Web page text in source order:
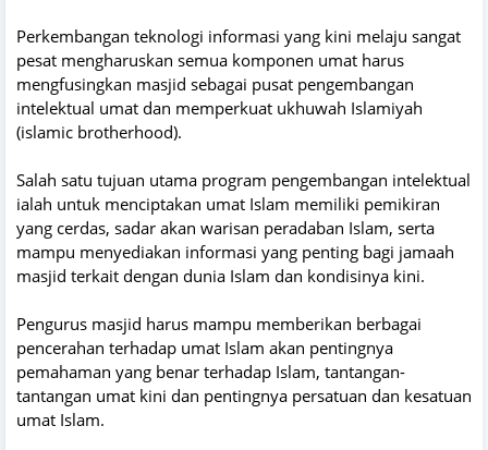
Perkembangan teknologi informasi yang kini melaju sangat
pesat mengharuskan semua komponen umat harus
mengfusingkan masjid sebagai pusat pengembangan
intelektual umat dan memperkuat ukhuwah Islamiyah
(islamic brotherhood).
Salah satu tujuan utama program pengembangan intelektual
ialah untuk menciptakan umat Islam memiliki pemikiran
yang cerdas, sadar akan warisan peradaban Islam, serta
mampu menyediakan informasi yang penting bagi jamaah
masjid terkait dengan dunia Islam dan kondisinya kini.
Pengurus masjid harus mampu memberikan berbagai
pencerahan terhadap umat Islam akan pentingnya
pemahaman yang benar terhadap Islam, tantangan-
tantangan umat kini dan pentingnya persatuan dan kesatuan
umat Islam.